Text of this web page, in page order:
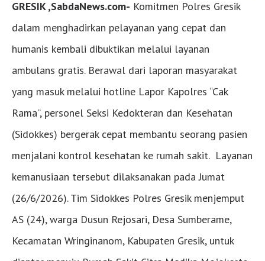
GRESIK ,SabdaNews.com- Komitmen Polres Gresik
dalam menghadirkan pelayanan yang cepat dan
humanis kembali dibuktikan melalui layanan
ambulans gratis. Berawal dari laporan masyarakat
yang masuk melalui hotline Lapor Kapolres “Cak
Rama”, personel Seksi Kedokteran dan Kesehatan
(Sidokkes) bergerak cepat membantu seorang pasien
menjalani kontrol kesehatan ke rumah sakit. Layanan
kemanusiaan tersebut dilaksanakan pada Jumat
(26/6/2026). Tim Sidokkes Polres Gresik menjemput
AS (24), warga Dusun Rejosari, Desa Sumberame,
Kecamatan Wringinanom, Kabupaten Gresik, untuk